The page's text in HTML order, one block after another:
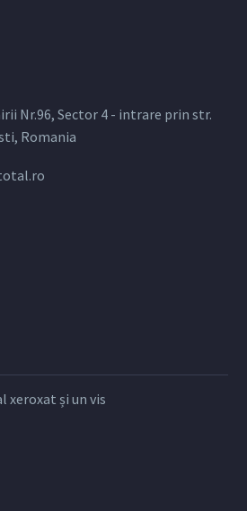
Nr.96, Sector 4 - intrare prin str.
Romania
xeroxat și un vis